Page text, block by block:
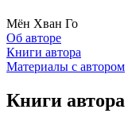
Мён Хван Го
Об авторе
Книги автора
Материалы с автором
Книги автора